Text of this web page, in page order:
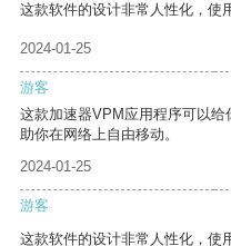
这款软件的设计非常人性化，使
2024-01-25
游客
这款加速器VPM应用程序可以
助你在网络上自由移动。
2024-01-25
游客
这款软件的设计非常人性化，使